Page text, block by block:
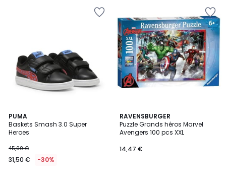
PUMA
Baskets Smash 3.0 Super
Heroes
€
au
45,00 €
31,50 € -30%
RAVENSBURGER
Puzzle Grands héros Marvel
Avengers 100 pcs XXL
14,47 €